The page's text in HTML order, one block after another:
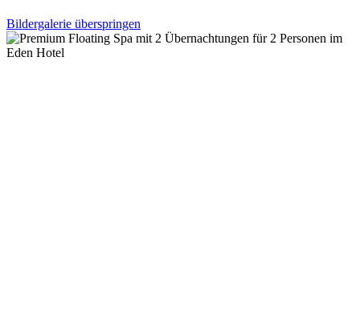
Bildergalerie überspringen